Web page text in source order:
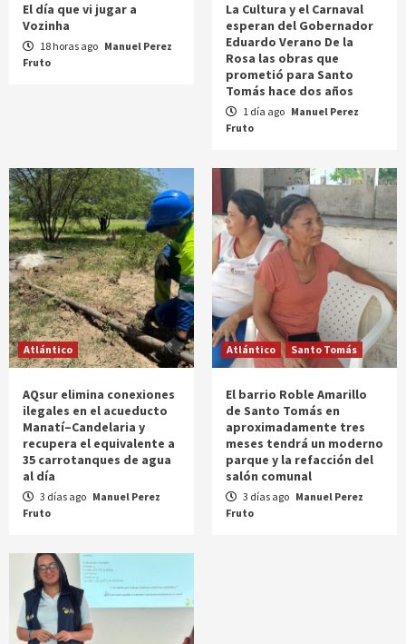
El día que vi jugar a
Vozinha
18 horas ago Manuel Perez
Fruto
La Cultura y el Carnaval
esperan del Gobernador
Eduardo Verano De la
Rosa las obras que
prometió para Santo
Tomás hace dos años
1 día ago Manuel Perez
Fruto
Atlántico
AQsur elimina conexiones
ilegales en el acueducto
Manatí–Candelaria y
recupera el equivalente a
35 carrotanques de agua
al día
3 días ago Manuel Perez
Fruto
Atlántico Santo Tomás
El barrio Roble Amarillo
de Santo Tomás en
aproximadamente tres
meses tendrá un moderno
parque y la refacción del
salón comunal
3 días ago Manuel Perez
Fruto